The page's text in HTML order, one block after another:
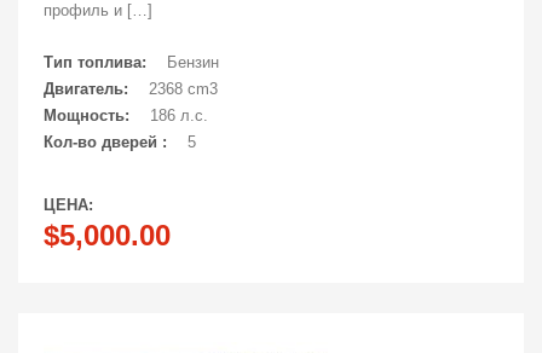
профиль и […]
Тип топлива:
Бензин
Двигатель:
2368 cm3
Мощность:
186 л.с.
Кол-во дверей :
5
ЦЕНА:
$5,000.00